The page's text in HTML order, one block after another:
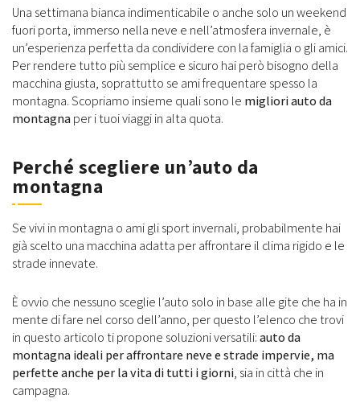
Una settimana bianca indimenticabile o anche solo un weekend
fuori porta, immerso nella neve e nell’atmosfera invernale, è
un’esperienza perfetta da condividere con la famiglia o gli amici.
Per rendere tutto più semplice e sicuro hai però bisogno della
macchina giusta, soprattutto se ami frequentare spesso la
montagna. Scopriamo insieme quali sono le migliori auto da
montagnaper i tuoi viaggi in alta quota.
Perché scegliere un’auto da
montagna
Se vivi in montagna o ami gli sport invernali, probabilmente hai
già scelto una macchina adatta per affrontare il clima rigido e le
strade innevate.
È ovvio che nessuno sceglie l’auto solo in base alle gite che ha in
mente di fare nel corso dell’anno, per questo l’elenco che trovi
in questo articolo ti propone soluzioni versatili:auto da
montagna ideali per affrontare neve e strade impervie, ma
perfette anche per la vita di tutti i giorni, sia in città che in
campagna.